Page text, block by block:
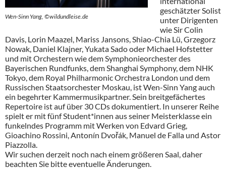
Wen-Sinn Yang, ©wildundleise.de
geschätzter Solist
unter Dirigenten
wie Sir Colin
Davis, Lorin Maazel, Mariss Jansons, Shiao-Chia Lü, Grzegorz
Nowak, Daniel Klajner, Yukata Sado oder Michael Hofstetter
und mit Orchestern wie dem Symphonieorchester des
Bayerischen Rundfunks, dem Shanghai Symphony, dem NHK
Tokyo, dem Royal Philharmonic Orchestra London und dem
Russischen Staatsorchester Moskau, ist Wen-Sinn Yang auch
ein begehrter Kammermusikpartner. Sein breitgefächertes
Repertoire ist auf über 30 CDs dokumentiert. In unserer Reihe
spielt er mit fünf Student*innen aus seiner Meisterklasse ein
funkelndes Programm mit Werken von Edvard Grieg,
Gioachino Rossini, Antonín Dvořák, Manuel de Falla und Astor
Piazzolla.
Wir suchen derzeit noch nach einem größeren Saal, daher
beachten Sie bitte eventuelle Änderungen.